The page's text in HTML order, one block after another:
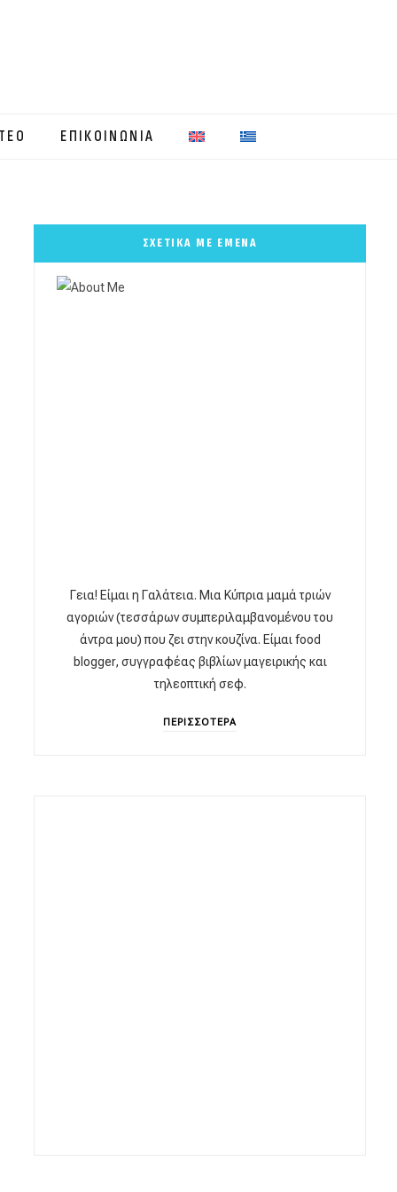
ΕΠΙΚΟΙΝΩΝΙΑ
ΣΧΕΤΙΚΑ ΜΕ ΕΜΕΝΑ
Γεια! Είμαι η Γαλάτεια. Μια Κύπρια μαμά τριών
αγοριών (τεσσάρων συμπεριλαμβανομένου του
άντρα μου) που ζει στην κουζίνα. Είμαι food
blogger, συγγραφέας βιβλίων μαγειρικής και
τηλεοπτική σεφ.
ΠΕΡΙΣΣΟΤΕΡΑ